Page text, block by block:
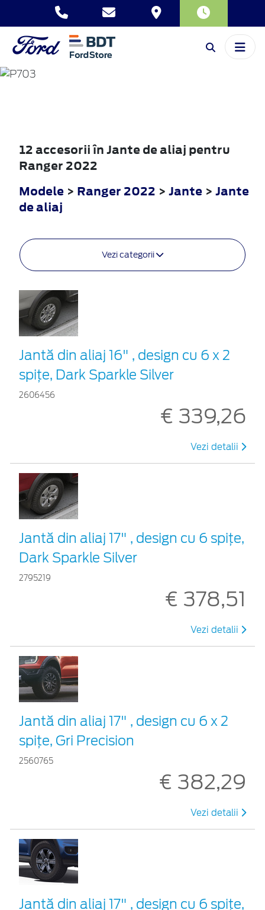
RANGER
12 accesorii în Jante de aliaj pentru
Ranger 2022
Modele > Ranger 2022 > Jante > Jante
de aliaj
Vezi categorii
Jantă din aliaj 16" , design cu 6 x 2
spiţe, Dark Sparkle Silver
2606456
€ 339,26
Vezi detalii
Jantă din aliaj 17" , design cu 6 spiţe,
Dark Sparkle Silver
2795219
€ 378,51
Vezi detalii
Jantă din aliaj 17" , design cu 6 x 2
spițe, Gri Precision
2560765
€ 382,29
Vezi detalii
Jantă din aliaj 17" , design cu 6 spiţe,